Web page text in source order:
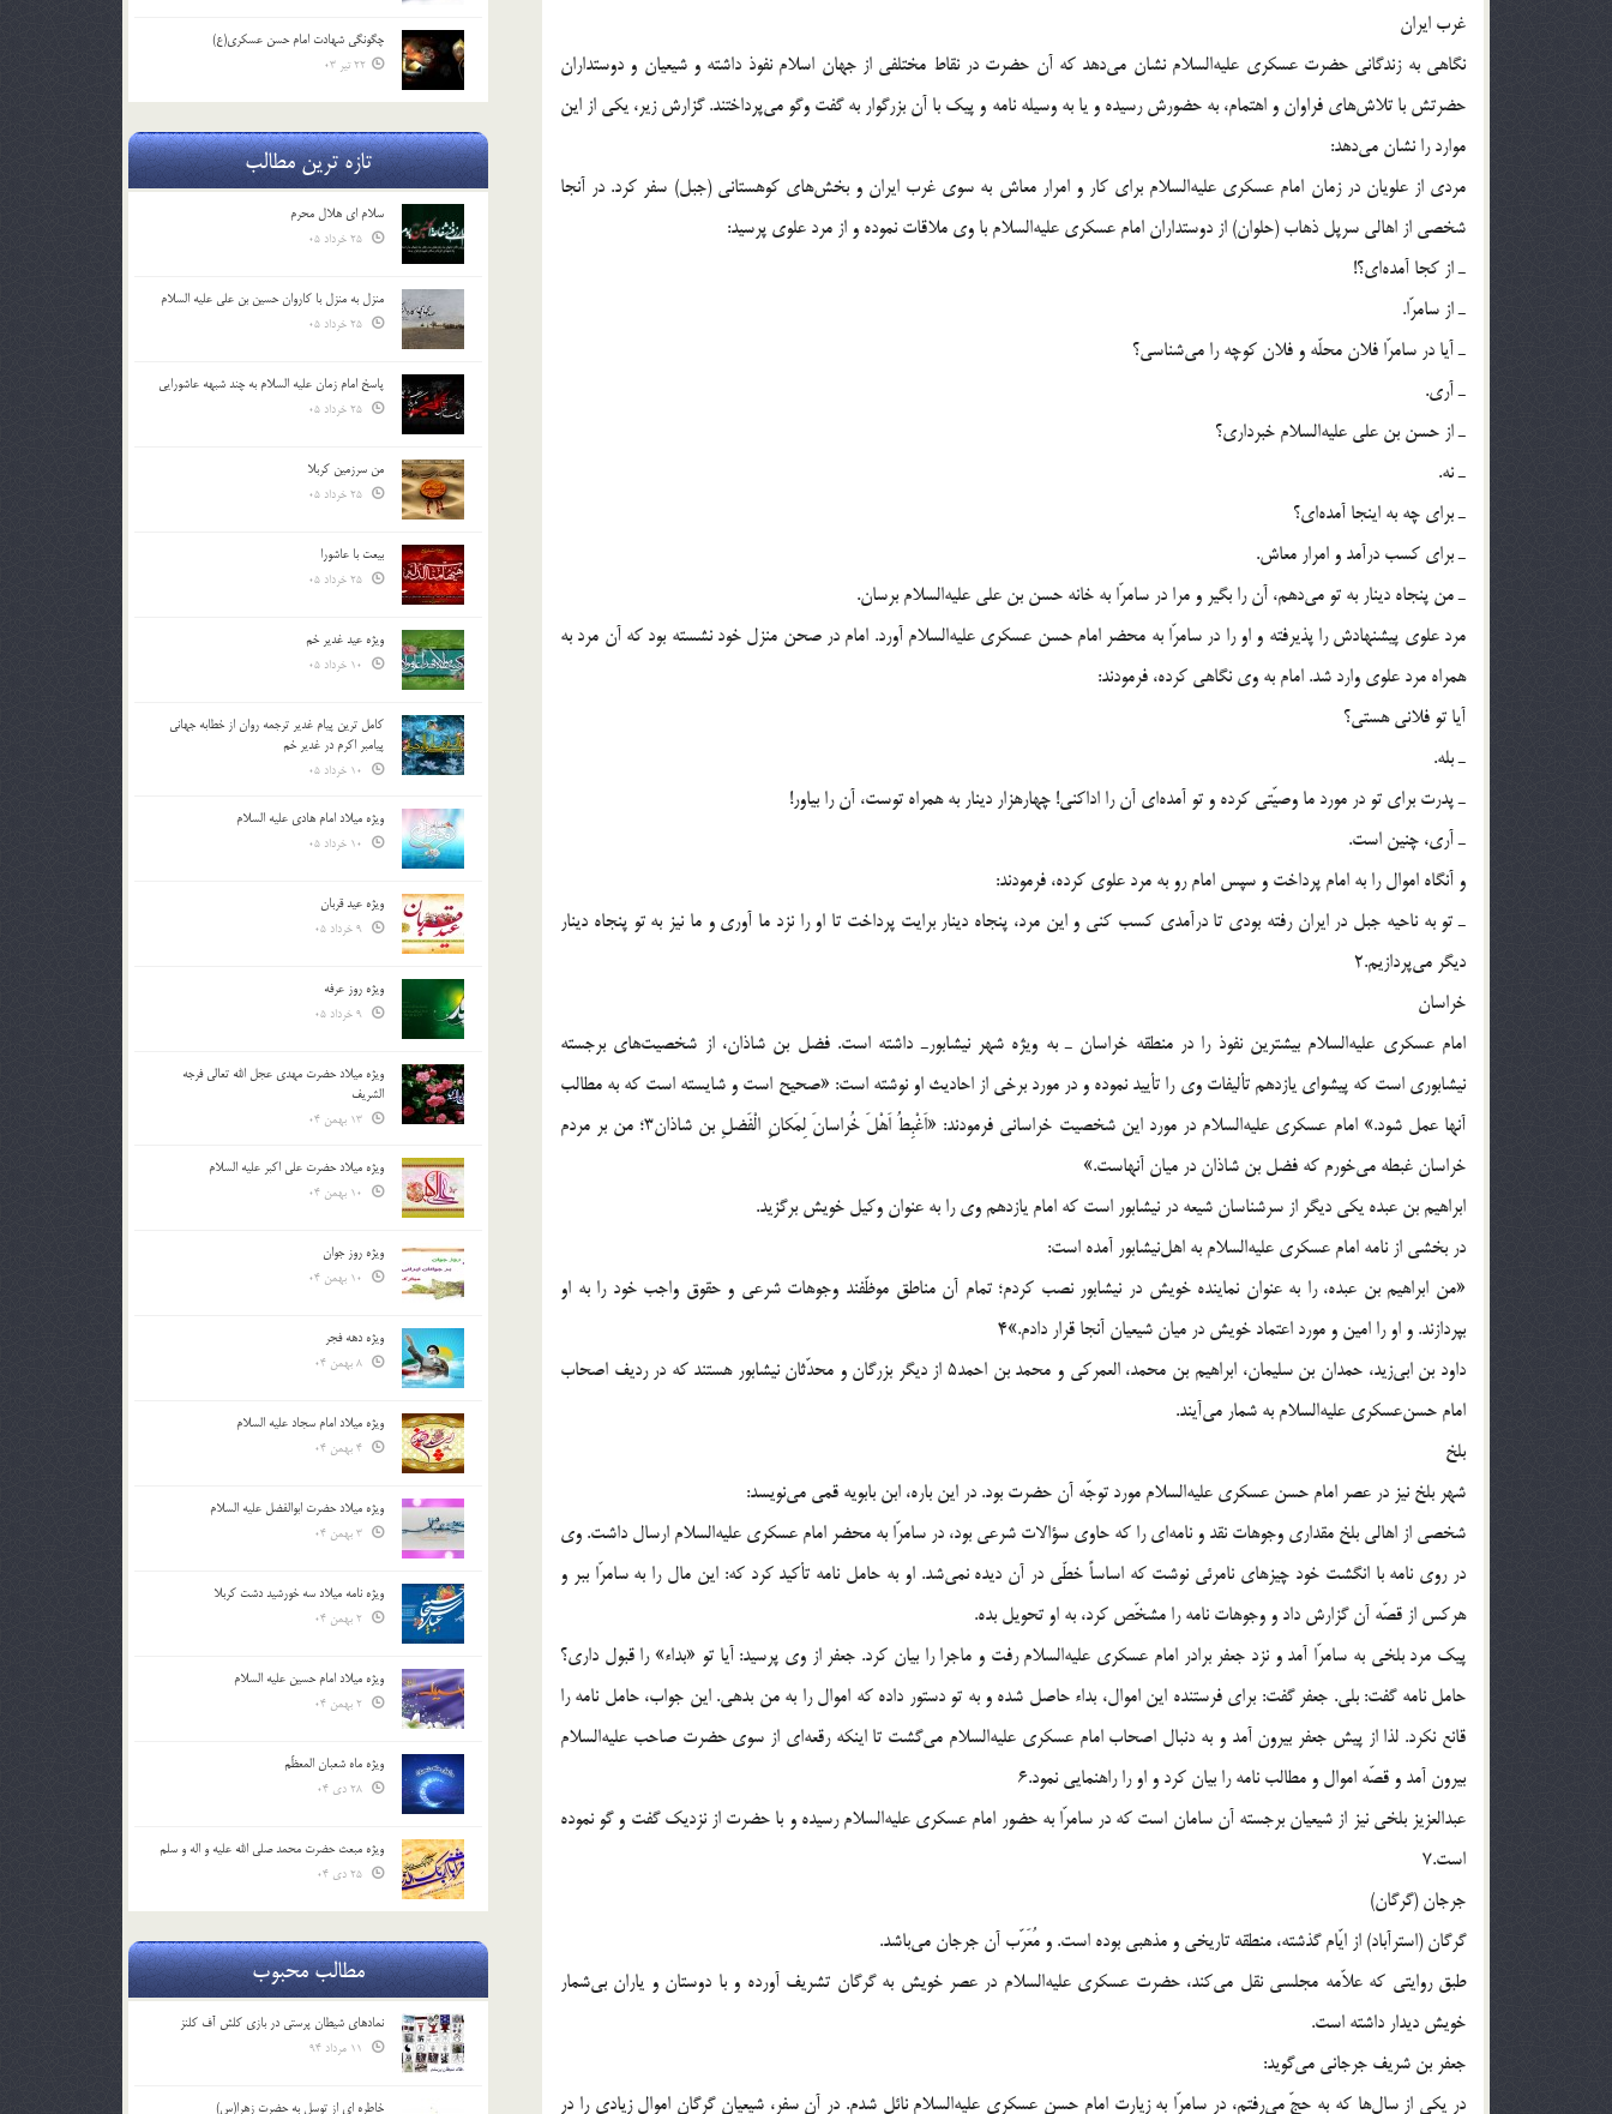
غرب ایران
نگاهی به زندگانی حضرت عسکری علیه‌السلام نشان می‌دهد که آن حضرت در نقاط مختلفی از جهان اسلام نفوذ داشته و شیعیان و دوستداران
حضرتش با تلاش‌های فراوان و اهتمام، به حضورش رسیده و یا به وسیله نامه و پیک با آن بزرگوار به گفت وگو می‌پرداختند. گزارش زیر، یکی از این
موارد را نشان می‌دهد:
مردی از علویان در زمان امام عسکری علیه‌السلام برای کار و امرار معاش به سوی غرب ایران و بخش‌های کوهستانی (جبل) سفر کرد. در آنجا
شخصی از اهالی سرپل ذهاب (حلوان) از دوستداران امام عسکری علیه‌السلام با وی ملاقات نموده و از مرد علوی پرسید:
ـ از کجا آمده‌ای؟!
ـ از سامرّا.
ـ آیا در سامرّا فلان محلّه و فلان کوچه را می‌شناسی؟
ـ آری.
ـ از حسن بن علی علیه‌السلام خبرداری؟
ـ نه.
ـ برای چه به اینجا آمده‌ای؟
ـ برای کسب درآمد و امرار معاش.
ـ من پنجاه دینار به تو می‌دهم، آن را بگیر و مرا در سامرّا به خانه حسن بن علی علیه‌السلام برسان.
مرد علوی پیشنهادش را پذیرفته و او را در سامرّا به محضر امام حسن عسکری علیه‌السلام آورد. امام در صحن منزل خود نشسته بود که آن مرد به
همراه مرد علوی وارد شد. امام به وی نگاهی کرده، فرمودند:
آیا تو فلانی هستی؟
ـ بله.
ـ پدرت برای تو در مورد ما وصیّتی کرده و تو آمده‌ای آن را اداکنی! چهارهزار دینار به همراه توست، آن را بیاور!
ـ آری، چنین است.
و آنگاه اموال را به امام پرداخت و سپس امام رو به مرد علوی کرده، فرمودند:
ـ تو به ناحیه جبل در ایران رفته بودی تا درآمدی کسب کنی و این مرد، پنجاه دینار برایت پرداخت تا او را نزد ما آوری و ما نیز به تو پنجاه دینار
دیگر می‌پردازیم.2
خراسان
امام عسکری علیه‌السلام بیشترین نفوذ را در منطقه خراسان ـ به ویژه شهر نیشابورـ داشته است. فضل بن شاذان، از شخصیت‌های برجسته
نیشابوری است که پیشوای یازدهم تألیفات وی را تأیید نموده و در مورد برخی از احادیث او نوشته است: «صحیح است و شایسته است که به مطالب
آنها عمل شود.» امام عسکری علیه‌السلام در مورد این شخصیت خراسانی فرمودند: «اَغْبِطُ اَهْلَ خُراسانَ لِمَکانِ الْفَضلِ بن شاذان3؛ من بر مردم
خراسان غبطه می‌خورم که فضل بن شاذان در میان آنهاست.»
ابراهیم بن عبده یکی دیگر از سرشناسان شیعه در نیشابور است که امام یازدهم وی را به عنوان وکیل خویش برگزید.
در بخشی از نامه امام عسکری علیه‌السلام به اهل‌نیشابور آمده است:
«من ابراهیم بن عبده، را به عنوان نماینده خویش در نیشابور نصب کردم؛ تمام آن مناطق موظّفند وجوهات شرعی و حقوق واجب خود را به او
بپردازند. و او را امین و مورد اعتماد خویش در میان شیعیان آنجا قرار دادم.»4
داود بن ابی‌زید، حمدان بن سلیمان، ابراهیم بن محمد، العمرکی و محمد بن احمد5 از دیگر بزرگان و محدّثان نیشابور هستند که در ردیف اصحاب
امام حسن‌عسکری علیه‌السلام به شمار می‌آیند.
بلخ
شهر بلخ نیز در عصر امام حسن عسکری علیه‌السلام مورد توجّه آن حضرت بود. در این باره، ابن بابویه قمی می‌نویسد:
شخصی از اهالی بلخ مقداری وجوهات نقد و نامه‌ای را که حاوی سؤالات شرعی بود، در سامرّا به محضر امام عسکری علیه‌السلام ارسال داشت. وی
در روی نامه با انگشت خود چیزهای نامرئی نوشت که اساساً خطّی در آن دیده نمی‌شد. او به حامل نامه تأکید کرد که: این مال را به سامرّا ببر و
هرکس از قصّه آن گزارش داد و وجوهات نامه را مشخّص کرد، به او تحویل بده.
پیک مرد بلخی به سامرّا آمد و نزد جعفر برادر امام عسکری علیه‌السلام رفت و ماجرا را بیان کرد. جعفر از وی پرسید: آیا تو «بداء» را قبول داری؟
حامل نامه گفت: بلی. جعفر گفت: برای فرستنده این اموال، بداء حاصل شده و به تو دستور داده که اموال را به من بدهی. این جواب، حامل نامه را
قانع نکرد. لذا از پیش جعفر بیرون آمد و به دنبال اصحاب امام عسکری علیه‌السلام می‌گشت تا اینکه رقعه‌ای از سوی حضرت صاحب علیه‌السلام
بیرون آمد و قصّه اموال و مطالب نامه را بیان کرد و او را راهنمایی نمود.6
عبدالعزیز بلخی نیز از شیعیان برجسته آن سامان است که در سامرّا به حضور امام عسکری علیه‌السلام رسیده و با حضرت از نزدیک گفت و گو نموده
است.7
جرجان (گرگان)
گرگان (استرآباد) از ایّام گذشته، منطقه تاریخی و مذهبی بوده است. و مُعَرّب آن جرجان می‌باشد.
طبق روایتی که علاّمه مجلسی نقل می‌کند، حضرت عسکری علیه‌السلام در عصر خویش به گرگان تشریف آورده و با دوستان و یاران بی‌شمار
خویش دیدار داشته است.
جعفر بن شریف جرجانی می‌گوید:
در یکی از سال‌ها که به حجّ می‌رفتم، در سامرّا به زیارت امام حسن عسکری علیه‌السلام نائل شدم. در آن سفر، شیعیان گرگان اموال زیادی را در
چگونگی شهادت امام حسن عسکری(ع)
22 تیر 03
تازه ترین مطالب
سلام ای هلال محرم
منزل به منزل با کاروان حسین بن علی علیه السلام
پاسخ امام زمان علیه السلام به چند شبهه عاشورایی
من سرزمین کربلا
بیعت با عاشورا
ویژه عید غدیر خم
کامل ترین پیام غدیر ترجمه روان از خطابه جهانی
پیامبر اکرم در غدیر خم
ویژه میلاد امام هادی علیه السلام
ویژه عید قربان
ویژه روز عرفه
ویژه میلاد حضرت مهدی عجل الله تعالی فرجه
الشريف
ویژه میلاد حضرت علی اکبر علیه السلام
ویژه روز جوان
ویژه دهه فجر
ویژه میلاد امام سجاد علیه السلام
ویژه میلاد حضرت ابوالفضل علیه السلام
ویژه نامه میلاد سه خورشید دشت کربلا
ویژه میلاد امام حسین علیه السلام
ویژه ماه شعبان المعظّم
ویژه مبعث حضرت محمد صلی الله علیه و اله و سلم
مطالب محبوب
نمادهای شیطان پرستی در بازی کلش آف کلنز
خاطره ای از توسل به حضرت زهرا(س)